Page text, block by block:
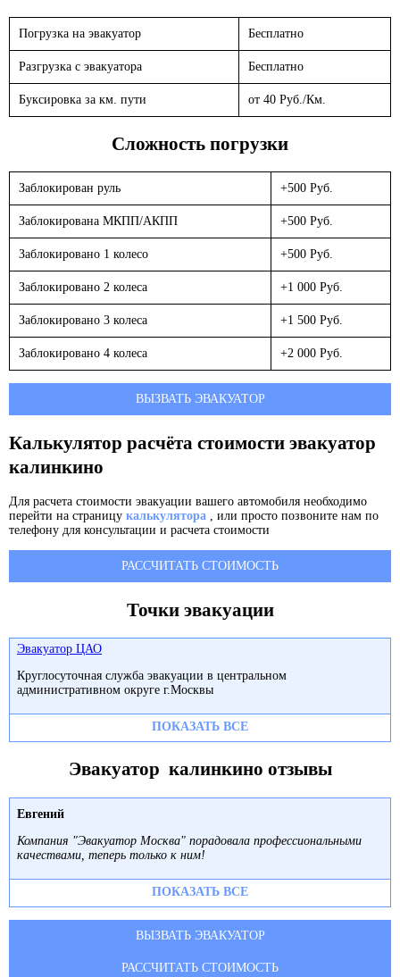
Погрузка на эвакуатор Бесплатно
Разгрузка с эвакуатора Бесплатно
Буксировка за км. пути от 40 Руб./Км.
Сложность погрузки
Заблокирован руль +500 Руб.
Заблокирована МКПП/АКПП +500 Руб.
Заблокировано 1 колесо +500 Руб.
Заблокировано 2 колеса +1 000 Руб.
Заблокировано 3 колеса +1 500 Руб.
Заблокировано 4 колеса +2 000 Руб.
ВЫЗВАТЬ ЭВАКУАТОР
Калькулятор расчёта стоимости эвакуатор
калинкино
Для расчета стоимости эвакуации вашего автомобиля необходимо
перейти на страницу калькулятора , или просто позвоните нам по
телефону для консультации и расчета стоимости
РАССЧИТАТЬ СТОИМОСТЬ
Точки эвакуации
Эвакуатор ЦАО
Круглосуточная служба эвакуации в центральном
административном округе г.Москвы
ПОКАЗАТЬ ВСЕ
Эвакуатор калинкино отзывы
Евгений
Компания "Эвакуатор Москва" порадовала профессиональными
качествами, теперь только к ним!
ПОКАЗАТЬ ВСЕ
ВЫЗВАТЬ ЭВАКУАТОР
РАССЧИТАТЬ СТОИМОСТЬ